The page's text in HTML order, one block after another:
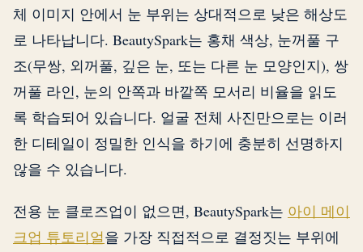
체 이미지 안에서 눈 부위는 상대적으로 낮은 해상도
로 나타납니다. BeautySpark는 홍채 색상, 눈꺼풀 구
조(무쌍, 외꺼풀, 깊은 눈, 또는 다른 눈 모양인지), 쌍
꺼풀 라인, 눈의 안쪽과 바깥쪽 모서리 비율을 읽도
록 학습되어 있습니다. 얼굴 전체 사진만으로는 이러
한 디테일이 정밀한 인식을 하기에 충분히 선명하지
않을 수 있습니다.
전용 눈 클로즈업이 없으면, BeautySpark는 아이 메이
크업 튜토리얼을 가장 직접적으로 결정짓는 부위에